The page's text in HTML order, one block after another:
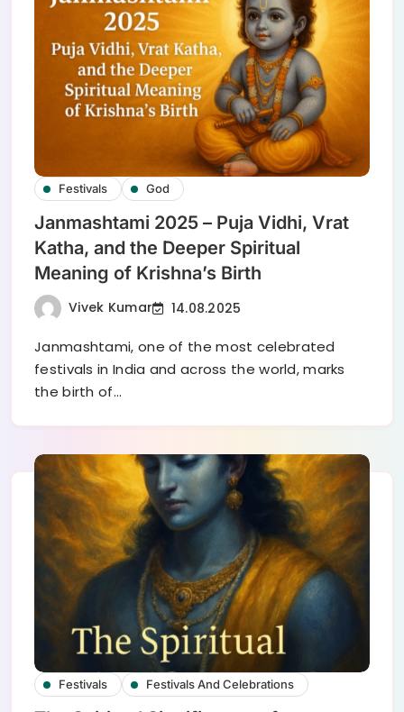
Festivals God
Janmashtami 2025 – Puja Vidhi, Vrat
Katha, and the Deeper Spiritual
Meaning of Krishna’s Birth
Vivek Kumar 14.08.2025
Janmashtami, one of the most celebrated
festivals in India and across the world, marks
the birth of…
Festivals Festivals And Celebrations